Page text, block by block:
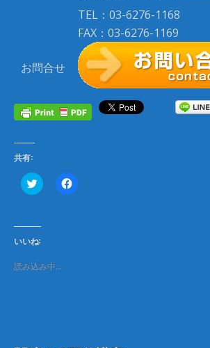
TEL：03-6276-1168
FAX：03-6276-1169
お問合せ
共有:
ク
リ
て
T
w
t
t
F
a
ク
いいね:
読み込み中…